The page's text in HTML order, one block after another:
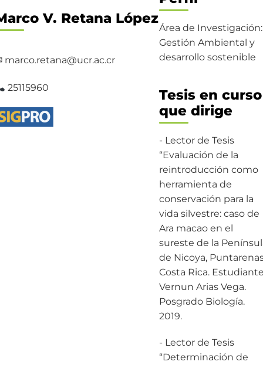
V. Retana López
marco.retana@ucr.ac.cr
25115960
Área de Investigación:
Gestión Ambiental y
desarrollo sostenible
Tesis en curso
que dirige
- Lector de Tesis
“Evaluación de la
reintroducción como
herramienta de
conservación para la
vida silvestre: caso de
Ara macao en el
sureste de la
de Nicoya,
Costa Rica.
Vernun Arias Vega.
Posgrado Biología.
2019.
- Lector de Tesis
“Determinación de